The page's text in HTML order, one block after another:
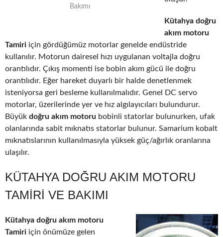
Bakımı
Kütahya doğru
akım motoru
Tamiri için gördüğümüz motorlar genelde endüstride
kullanılır. Motorun dairesel hızı uygulanan voltajla doğru
orantılıdır. Çıkış momenti ise bobin akım gücü ile doğru
orantılıdır. Eğer hareket duyarlı bir halde denetlenmek
isteniyorsa geri besleme kullanılmalıdır. Genel DC servo
motorlar, üzerilerinde yer ve hız algılayıcıları bulundurur.
Büyük doğru akım motoru bobinli statorlar bulunurken, ufak
olanlarında sabit mıknatıs statorlar bulunur. Samarium kobalt
mıknatıslarının kullanılmasıyla yüksek güç/ağırlık oranlarına
ulaşılır.
KÜTAHYA DOĞRU AKIM MOTORU
TAMIRI VE BAKIMI
Kütahya doğru akım motoru
Tamiri için önümüze gelen